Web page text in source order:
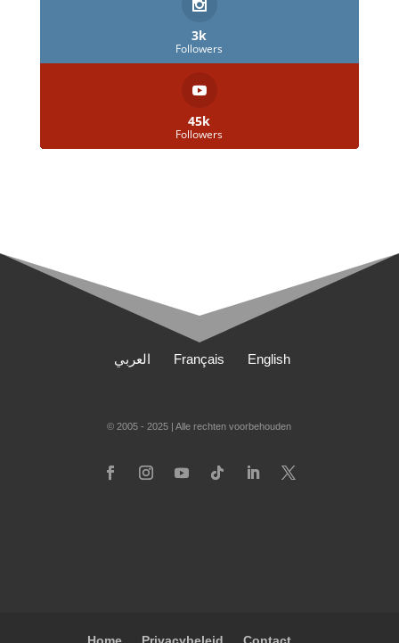
3k
Followers
45k
Followers
العربي Français English
© 2005 - 2025 | Alle rechten voorbehouden